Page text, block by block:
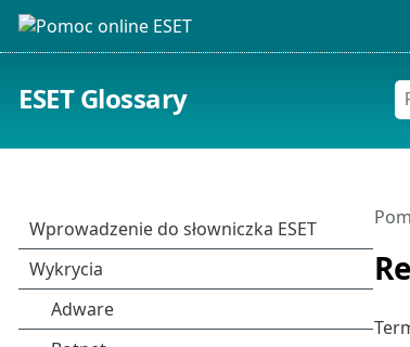
ESET Glossary